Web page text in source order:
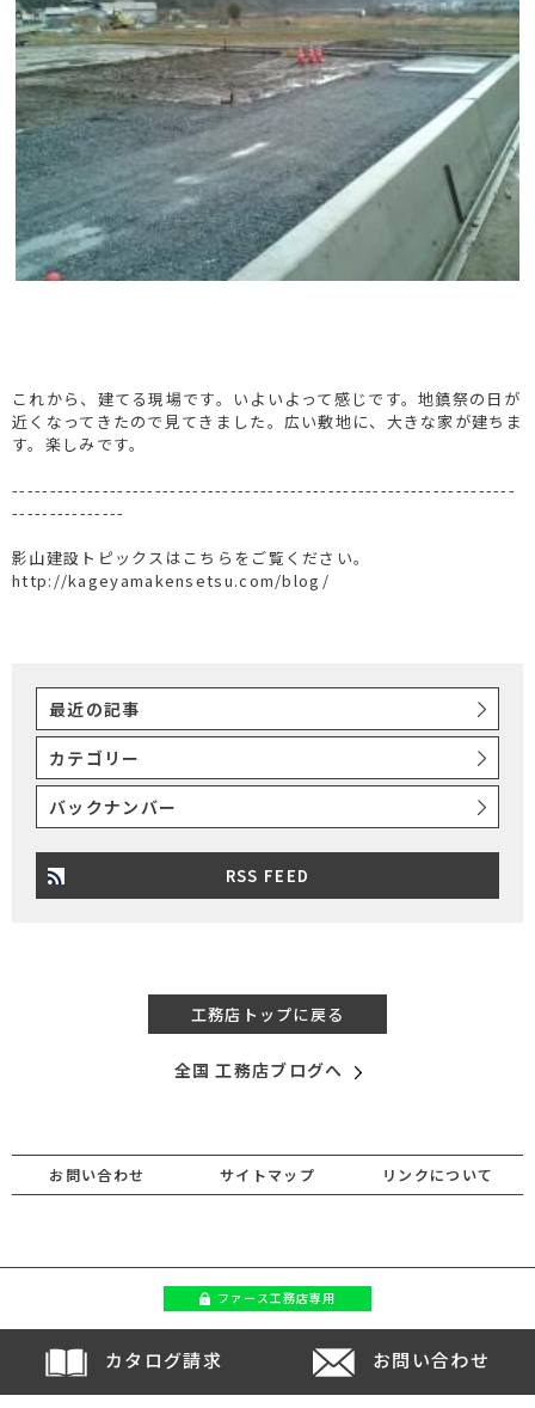
これから、建てる現場です。いよいよって感じです。地鎮祭の日が
近くなってきたので見てきました。広い敷地に、大きな家が建ちま
す。楽しみです。
-------------------------------------------------------------------
---------------
影山建設トピックスはこちらをご覧ください。
http://kageyamakensetsu.com/blog/
最近の記事
カテゴリー
バックナンバー
RSS FEED
工務店トップに戻る
全国 工務店ブログへ
お問い合わせ サイトマップ リンクについて
ファース工務店専用
カタログ請求 お問い合わせ